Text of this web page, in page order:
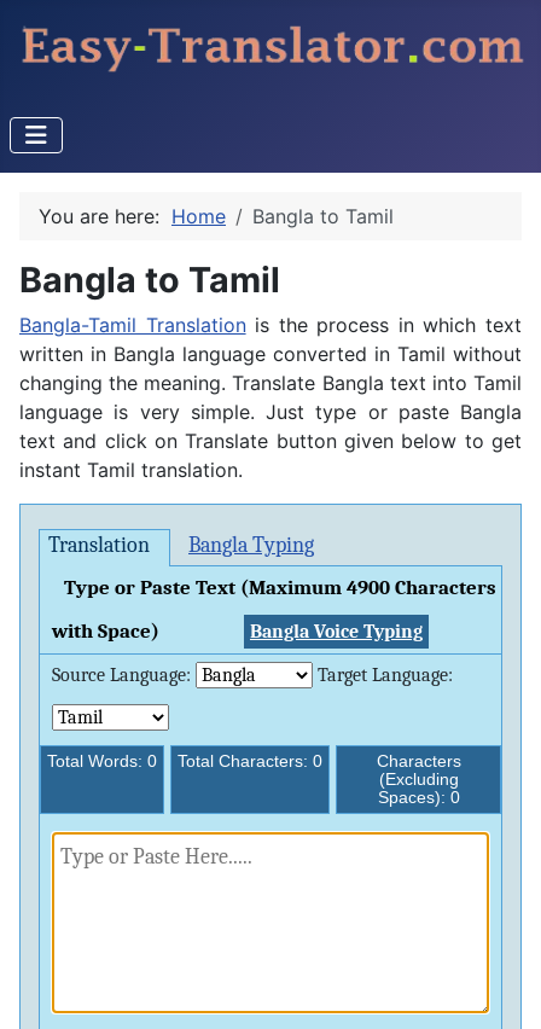
You are here: Home Bangla to Tamil
Bangla to Tamil
Bangla-Tamil Translationis the process in which text
written in Bangla language converted in Tamil without
changing the meaning. Translate Bangla text into Tamil
language is very simple. Just type or paste Bangla
text and click on Translate button given below to get
instant Tamil translation.
Translation Bangla Typing
Type or Paste Text (Maximum 4900 Characters
with Space)
Bangla Voice Typing
Source Language:
Target Language:
Total Words: 0 Total Characters: 0
Characters
(Excluding
Spaces): 0